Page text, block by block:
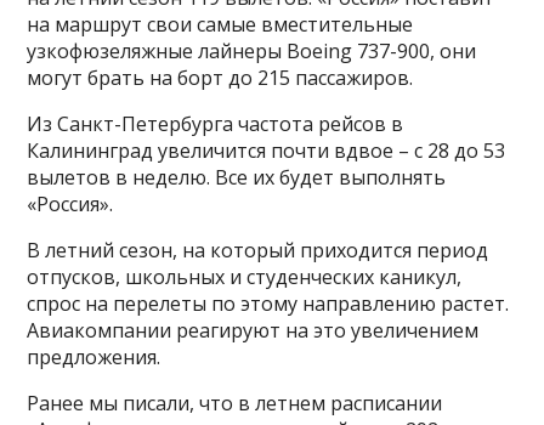
на маршрут свои самые вместительные
узкофюзеляжные лайнеры Boeing 737-900, они
могут брать на борт до 215 пассажиров.
Из Санкт-Петербурга частота рейсов в
Калининград увеличится почти вдвое – с 28 до 53
вылетов в неделю. Все их будет выполнять
«Россия».
В летний сезон, на который приходится период
отпусков, школьных и студенческих каникул,
спрос на перелеты по этому направлению растет.
Авиакомпании реагируют на это увеличением
предложения.
Ранее мы писали, что в летнем расписании